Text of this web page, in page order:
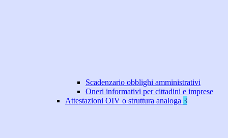
Scadenzario obblighi amministrativi
Oneri informativi per cittadini e imprese
Attestazioni OIV o struttura analoga 3